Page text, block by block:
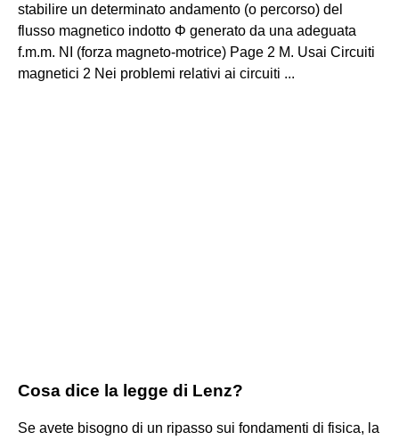
stabilire un determinato andamento (o percorso) del
flusso magnetico indotto Φ generato da una adeguata
f.m.m. NI (forza magneto-motrice) Page 2 M. Usai Circuiti
magnetici 2 Nei problemi relativi ai circuiti ...
Cosa dice la legge di Lenz?
Se avete bisogno di un ripasso sui fondamenti di fisica, la